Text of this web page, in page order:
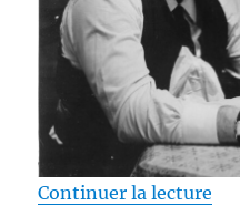
Continuer la lecture